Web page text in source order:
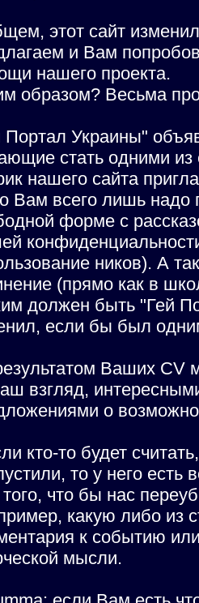
этот сайт
и Вам
нашего проекта.
образом? Весьма
Портал Украины"
стать одними из
нашего сайта
Вам всего лишь
форме с
ников). А
(прямо как в
должен быть "Гей
если бы был
Ваших СV
взгляд,
о
кто-то будет
то у него есть
что бы нас
какую либо из
к событию
мысли.